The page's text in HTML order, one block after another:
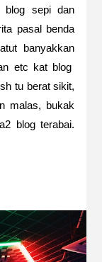
blog sepi dan
pasal benda
banyakkan
etc kat blog
tu berat sikit,
malas, bukak
blog terabai.